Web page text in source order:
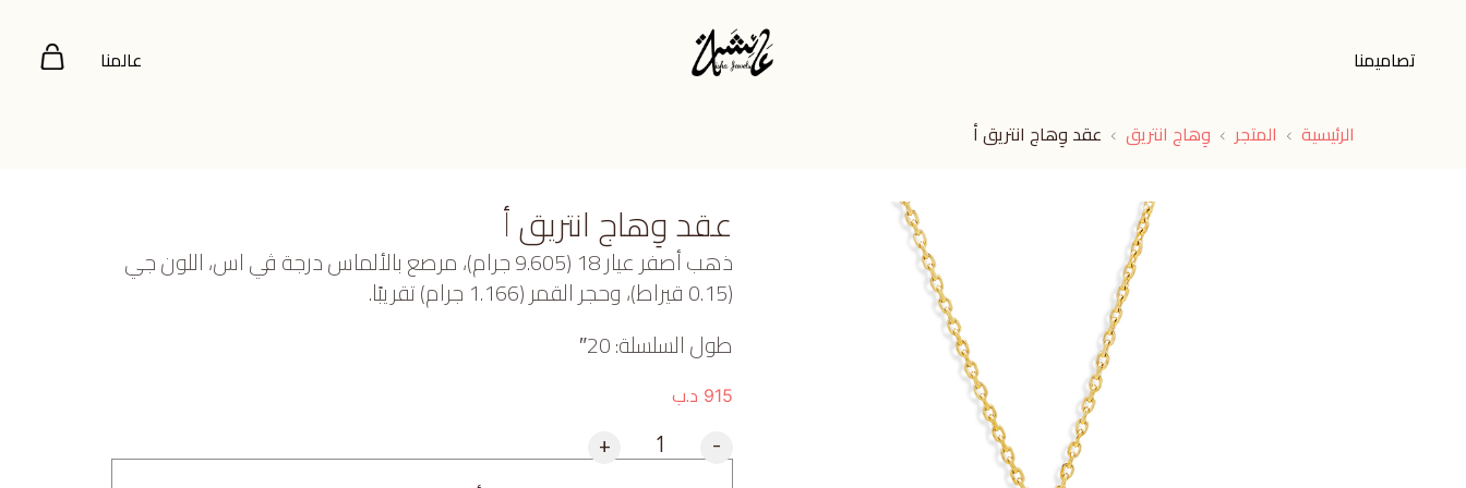
تصاميمنا عالمنا
الرئيسية المتجر وِهاج انتريق عقد وِهاج انتريق أ
عقد وِهاج انتريق أ
ذهب أصفر عيار 18 (9.605 جرام)، مرصع بالألماس درجة ڤي اس، اللون جي
(0.15 قيراط)، وحجر القمر (1.166 جرام) تقريبًا.
طول السلسلة: 20″
915 د.ب
-
+